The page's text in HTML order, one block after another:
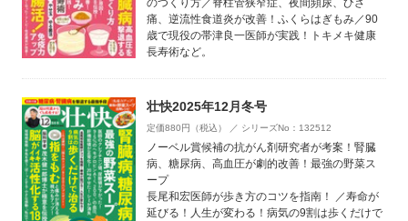
のつくり方／脊柱管狭窄症、夜間頻尿、ひざ
痛、逆流性食道炎が改善！ふくらはぎもみ／90
歳で現役の帯津良一医師が実践！トキメキ健康
長寿術など。
壮快2025年12月冬号
定価880円（税込） ／ シリーズNo：132512
ノーベル賞候補の抗がん剤研究者が考案！腎臓
病、糖尿病、高血圧が劇的改善！最強の野菜ス
ープ
長尾和宏医師が歩き方のコツを指南！ ／寿命が
延びる！人生が変わる！病気の9割は歩くだけで